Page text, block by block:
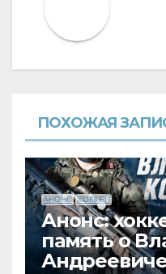
ПОХОЖАЯ
АНОНС ХОККЕЙ
Анонс:
память о